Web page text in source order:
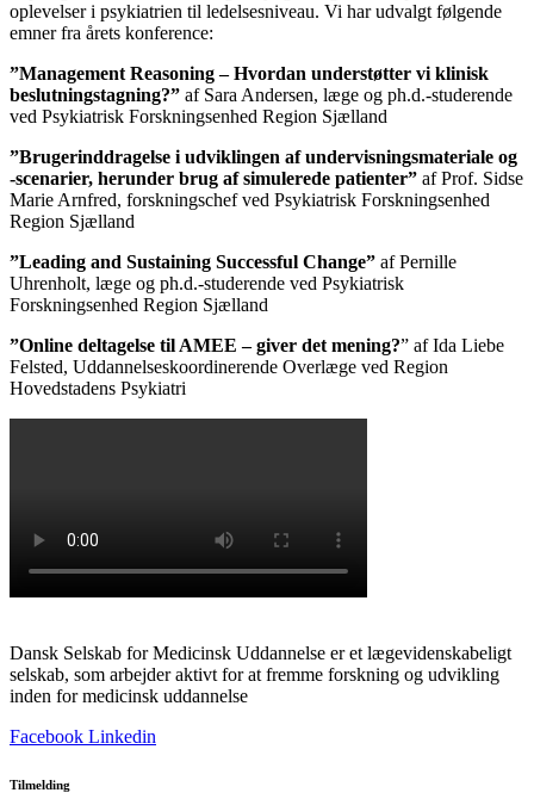
oplevelser i psykiatrien til ledelsesniveau. Vi har udvalgt følgende
emner fra årets konference:
”Management Reasoning – Hvordan understøtter vi klinisk
beslutningstagning?” af Sara Andersen, læge og ph.d.-studerende
ved Psykiatrisk Forskningsenhed Region Sjælland
”Brugerinddragelse i udviklingen af undervisningsmateriale og
-scenarier, herunder brug af simulerede patienter” af Prof. Sidse
Marie Arnfred, forskningschef ved Psykiatrisk Forskningsenhed
Region Sjælland
”Leading and Sustaining Successful Change” af Pernille
Uhrenholt, læge og ph.d.-studerende ved Psykiatrisk
Forskningsenhed Region Sjælland
”Online deltagelse til AMEE – giver det mening?” af Ida Liebe
Felsted, Uddannelseskoordinerende Overlæge ved Region
Hovedstadens Psykiatri
Dansk Selskab for Medicinsk Uddannelse er et lægevidenskabeligt
selskab, som arbejder aktivt for at fremme forskning og udvikling
inden for medicinsk uddannelse
Facebook Linkedin
Tilmelding